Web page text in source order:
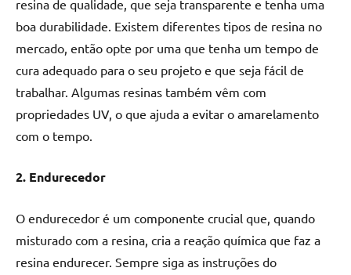
resina de qualidade, que seja transparente e tenha uma
boa durabilidade. Existem diferentes tipos de resina no
mercado, então opte por uma que tenha um tempo de
cura adequado para o seu projeto e que seja fácil de
trabalhar. Algumas resinas também vêm com
propriedades UV, o que ajuda a evitar o amarelamento
com o tempo.
2. Endurecedor
O endurecedor é um componente crucial que, quando
misturado com a resina, cria a reação química que faz a
resina endurecer. Sempre siga as instruções do